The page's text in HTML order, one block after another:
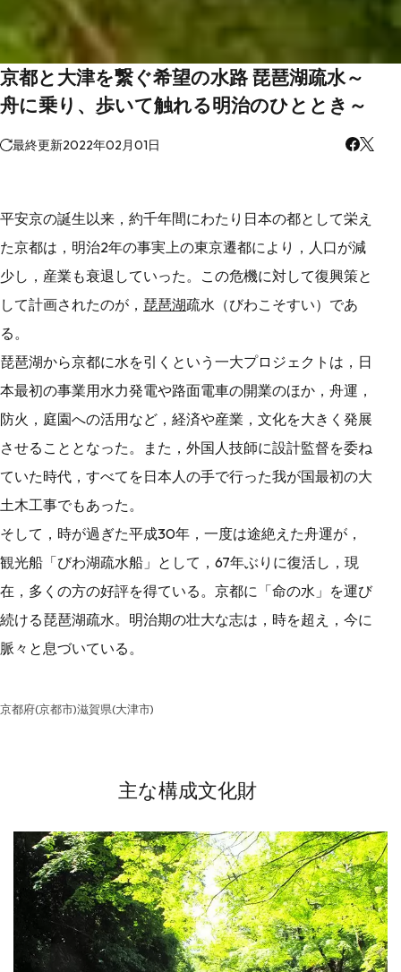
京都と大津を繋ぐ希望の水路 琵琶湖疏水～
舟に乗り、歩いて触れる明治のひととき～
最終更新2022年02月01日
平安京の誕生以来，約千年間にわたり日本の都として栄え
た京都は，明治2年の事実上の東京遷都により，人口が減
少し，産業も衰退していった。この危機に対して復興策と
して計画されたのが， 琵琶湖疏水（びわこそすい）であ
る。
琵琶湖から京都に水を引くという一大プロジェクトは，日
本最初の事業用水力発電や路面電車の開業のほか，舟運，
防火，庭園への活用など，経済や産業，文化を大きく発展
させることとなった。また，外国人技師に設計監督を委ね
ていた時代，すべてを日本人の手で行った我が国最初の大
土木工事でもあった。
そして，時が過ぎた平成30年，一度は途絶えた舟運が，
観光船「びわ湖疏水船」として，67年ぶりに復活し，現
在，多くの方の好評を得ている。京都に「命の水」を運び
続ける琵琶湖疏水。明治期の壮大な志は，時を超え，今に
脈々と息づいている。
京都府(京都市)滋賀県(大津市)
主な構成文化財